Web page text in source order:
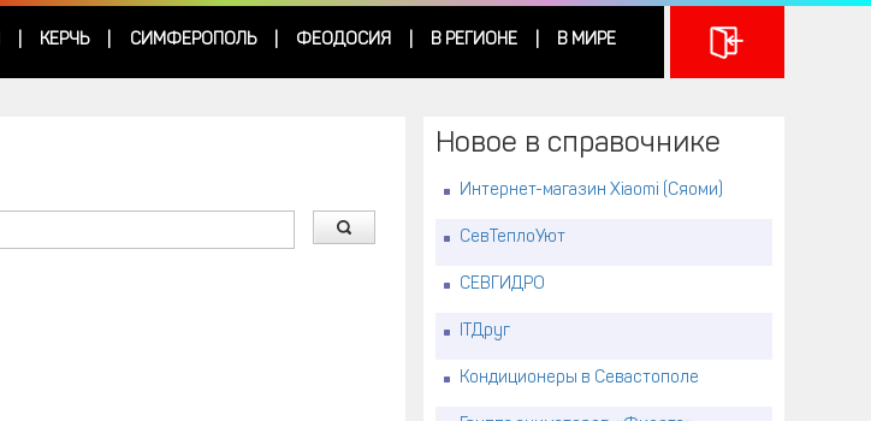
КЕРЧЬ СИМФЕРОПОЛЬ ФЕОДОСИЯ В РЕГИОНЕ В МИРЕ
Новое в справочнике
Интернет-магазин Xiaomi (Сяоми)
СевТеплоУют
СЕВГИДРО
ITДруг
Кондиционеры в Севастополе